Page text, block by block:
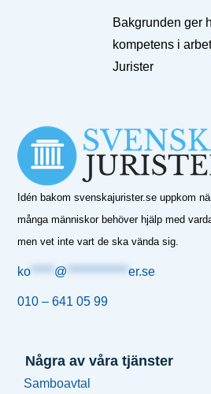
Bakgrunden ger
kompetens i
Jurister
Idén bakom svenskajurister.se uppkom
många människor behöver hjälp med
men vet inte vart de ska vända sig.
ko ***** @ *************er.se
010 – 641 05 99
Några av våra tjänster
Samboavtal